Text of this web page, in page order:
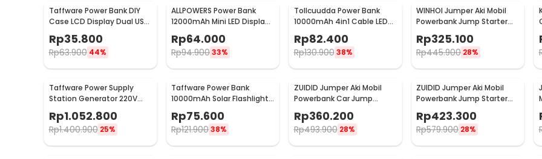
Taffware Power Bank DIY
Case LCD Display Dual USB
Port 8 PCS 18650 - A8
Rp35.800
Rp63.900 44%
ALLPOWERS Power Bank
12000mAh Mini LED Display
Dual Port USB - S3000B
Rp64.000
Rp94.90033%
Tollcuudda Power Bank
10000mAh 4in1 Cable LED
Flashlight USB Port - Tol1
Rp82.400
Rp130.900 38%
WINHOI Jumper Aki Mobil
Powerbank Jump Starter
12V 10000mAh 600A - JX27
Rp325.100
Rp445.900 28%
Taffware Power Supply
Station Generator 220V
69800mAh - OKD180
Rp1.052.800
Rp1.400.900 25%
Taffware Power Bank
10000mAh Solar Flashlight
Waterproof Dual USB Port -
PS-P401
Rp75.600
Rp121.90038%
ZUIDID Jumper Aki Mobil
Powerbank Car Jump
Starter 12V 20000mAh 800A
- R22
Rp360.200
Rp493.900 28%
ZUIDID Jumper Aki Mobil
Powerbank Jump Starter
12V 29800mAh - R26
Rp423.300
Rp579.900 28%